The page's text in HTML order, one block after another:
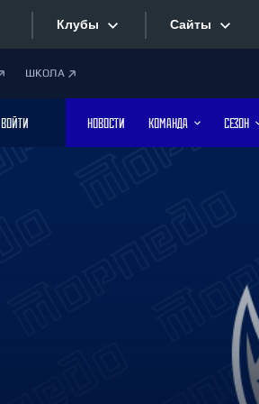
Клубы
Дивизион Боброва
Лада
Сайты
Текстовые
Фотобанк
ШКОЛА
ВОЙТИ НОВОСТИ КОМАНДА СЕЗОН